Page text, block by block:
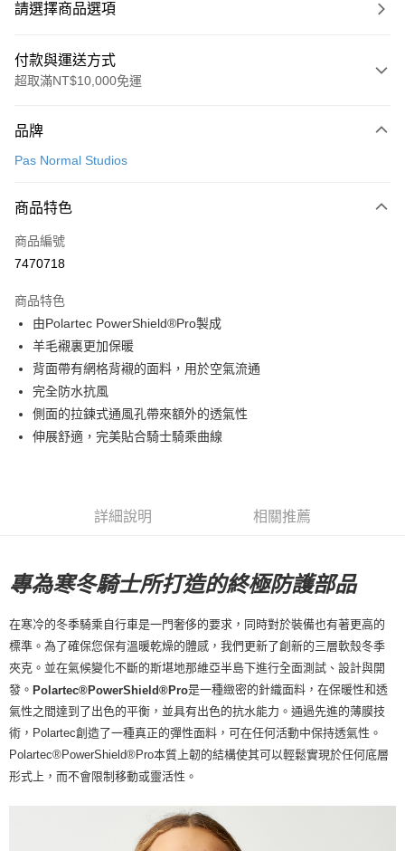
請選擇商品選項
付款與運送方式
超取滿NT$10,000免運
信用卡一次付款
LINE Pay
Apple Pay
運送方式
全家店到店
每筆NT$80，滿NT$10,000(含以上)免運費
付款後全家取貨
每筆NT$80，滿NT$10,000(含以上)免運費
付款後7-11取貨
宅配
品牌
Pas Normal Studios
商品特色
商品編號
7470718
商品特色
由Polartec PowerShield®Pro製成
羊毛襯裏更加保暖
背面帶有網格背襯的面料，用於空氣流通
完全防水抗風
側面的拉鍊式通風孔帶來額外的透氣性
伸展舒適，完美貼合騎士騎乘曲線
詳細說明 相關推薦
專為寒冬騎士所打造的終極防護部品
在寒冷的冬季騎乘自行車是一門奢侈的要求，同時對於裝備也有著更高的
標準。為了確保您保有溫暖乾燥的體感，我們更新了創新的三層軟殼冬季
夾克。並在氣候變化不斷的斯堪地那維亞半島下進行全面測試、設計與開
發。 Polartec®PowerShield®Pro是一種緻密的針織面料，在保暖性和透
氣性之間達到了出色的平衡，並具有出色的抗水能力。通過先進的薄膜技
術，Polartec創造了一種真正的彈性面料，可在任何活動中保持透氣性。
Polartec®PowerShield®Pro本質上韌的結構使其可以輕鬆實現於任何底層
形式上，而不會限制移動或靈活性。